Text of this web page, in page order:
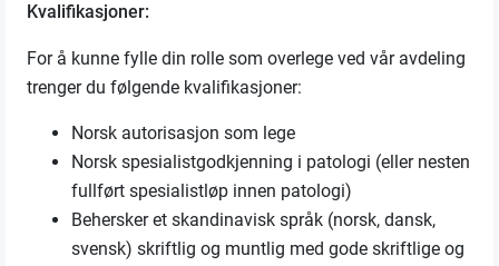
Kvalifikasjoner:
For å kunne fylle din rolle som overlege ved vår avdeling
trenger du følgende kvalifikasjoner:
Norsk autorisasjon som lege
Norsk spesialistgodkjenning i patologi (eller nesten
fullført spesialistløp innen patologi)
Behersker et skandinavisk språk (norsk, dansk,
svensk) skriftlig og muntlig med gode skriftlige og